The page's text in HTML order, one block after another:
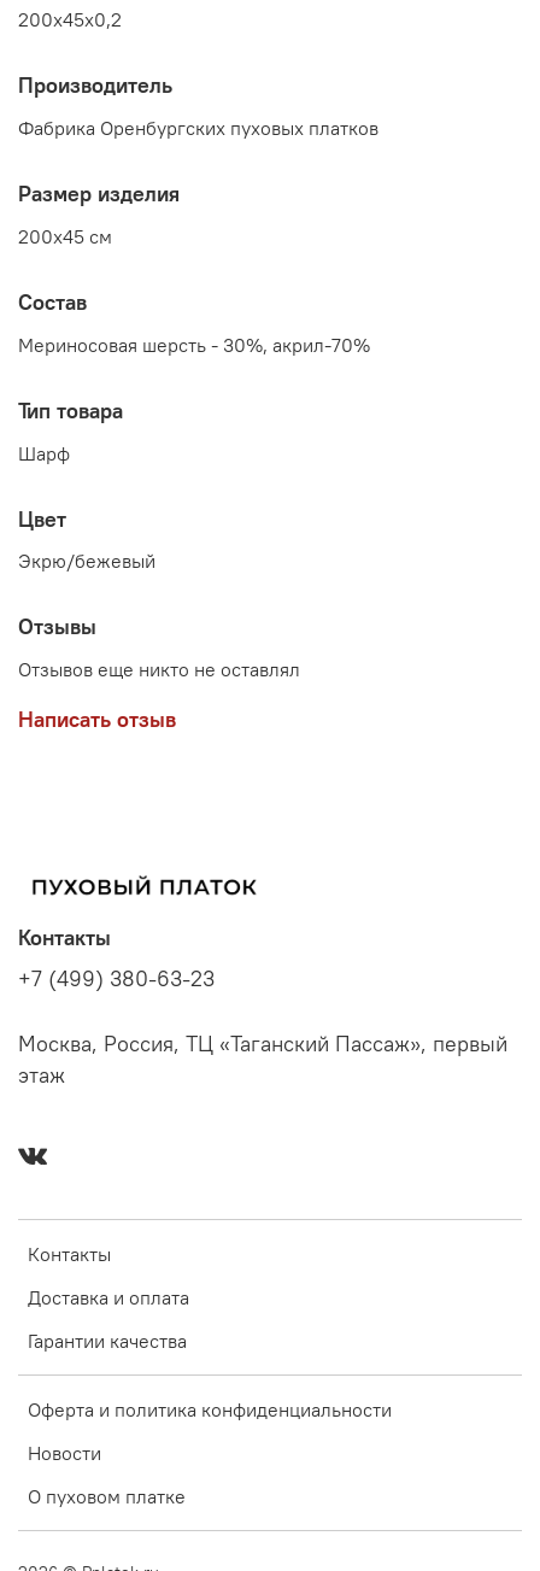
200x45x0,2
Производитель
Фабрика Оренбургских пуховых платков
Размер изделия
200x45 см
Состав
Мериносовая шерсть - 30%, акрил-70%
Тип товара
Шарф
Цвет
Экрю/бежевый
Отзывы
Отзывов еще никто не оставлял
Написать отзыв
Контакты
Доставка и оплата
Гарантии качества
Оферта и политика конфиденциальности
Новости
О пуховом платке
Контакты
+7 (499) 380-63-23
Москва, Россия, ТЦ «Таганский Пассаж», первый
этаж